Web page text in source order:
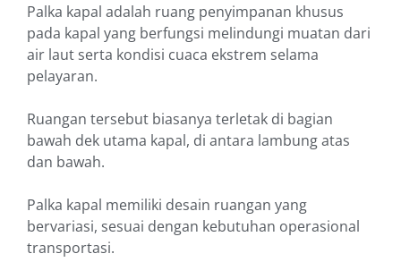
Palka kapal adalah ruang penyimpanan khusus
pada kapal yang berfungsi melindungi muatan dari
air laut serta kondisi cuaca ekstrem selama
pelayaran.
Ruangan tersebut biasanya terletak di bagian
bawah dek utama kapal, di antara lambung atas
dan bawah.
Palka kapal memiliki desain ruangan yang
bervariasi, sesuai dengan kebutuhan operasional
transportasi.